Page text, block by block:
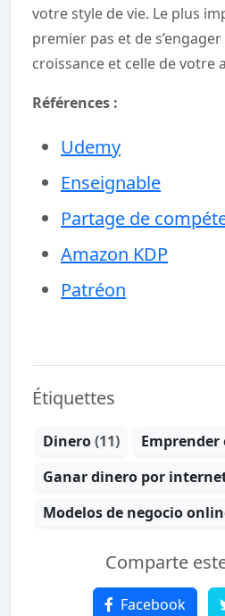
votre style de vie. Le plus
premier pas et de
croissance et celle de votre
Références :
Udemy
Enseignable
Partage de
Amazon KDP
Patréon
Étiquettes
Dinero(11)
Ganar dinero por
Modelos de negocio
Comparte
Facebook